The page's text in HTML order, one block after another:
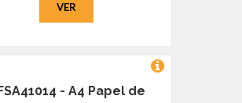
VER
- A4 Papel de